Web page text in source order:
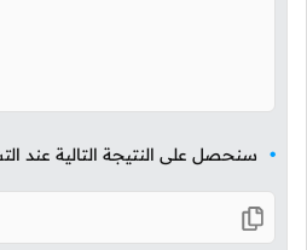
سنحصل على النتيجة التالية عند